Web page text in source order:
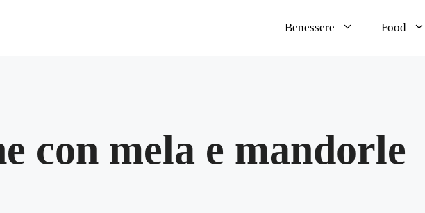
Benessere Food
con mela e mandorle